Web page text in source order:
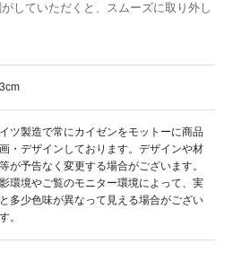
していただくと、スムーズに取り外し
イツ製造で常にカイゼンをモットーに商品
・デザインしております。デザインや材
が予告なく変更する場合がございます。
環境やご覧のモニター環境によって、実
多少色味が異なって見える場合がござい
。